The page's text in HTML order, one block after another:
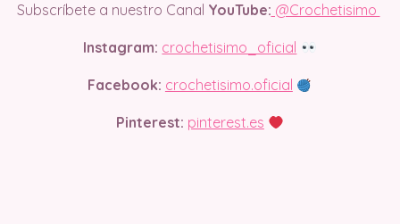
Subscríbete a nuestro Canal YouTube: @Crochetisimo
Instagram: crochetisimo_oficial
Facebook: crochetisimo.oficial
Pinterest: pinterest.es